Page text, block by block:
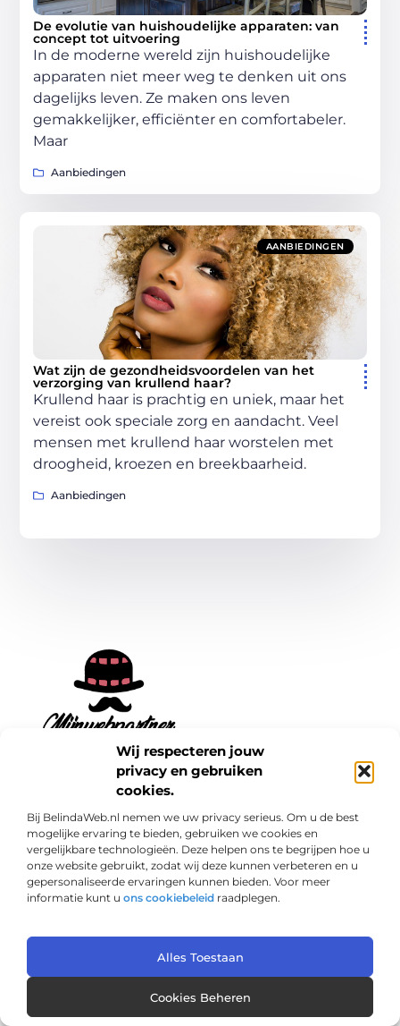
Wij respecteren jouw
privacy en gebruiken
cookies.
Bij BelindaWeb.nl nemen we uw privacy serieus. Om u de best
mogelijke ervaring te bieden, gebruiken we cookies en
vergelijkbare technologieën. Deze helpen ons te begrijpen hoe u
onze website gebruikt, zodat wij deze kunnen verbeteren en u
gepersonaliseerde ervaringen kunnen bieden. Voor meer
informatie kunt u ons cookiebeleid raadplegen.
Alles Toestaan
Cookies Beheren
De evolutie van huishoudelijke apparaten: van
concept tot uitvoering
In de moderne wereld zijn huishoudelijke
apparaten niet meer weg te denken uit ons
dagelijks leven. Ze maken ons leven
gemakkelijker, efficiënter en comfortabeler.
Maar
Aanbiedingen
AANBIEDINGEN
Wat zijn de gezondheidsvoordelen van het
verzorging van krullend haar?
Krullend haar is prachtig en uniek, maar het
vereist ook speciale zorg en aandacht. Veel
mensen met krullend haar worstelen met
droogheid, kroezen en breekbaarheid.
Aanbiedingen
Van alledaags tot bijzonder – lees het op
mijnwebpartner.nl.
Ontdek inspirerende blogs en artikelen over
alles wat het dagelijks leven te bieden heeft.
Bericht categorie
@2025 www.mijnwebpartner.nl. All Right Reserved.